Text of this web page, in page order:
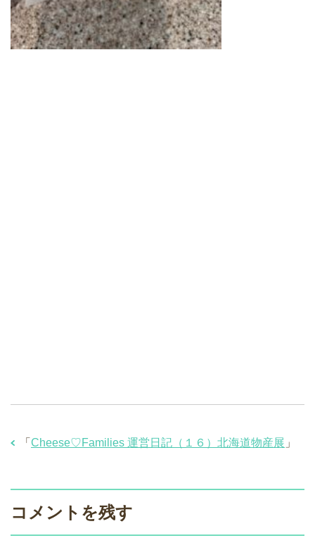
「 Cheese♡Families 運営日記（１６）北海道物産展 」
コメントを残す